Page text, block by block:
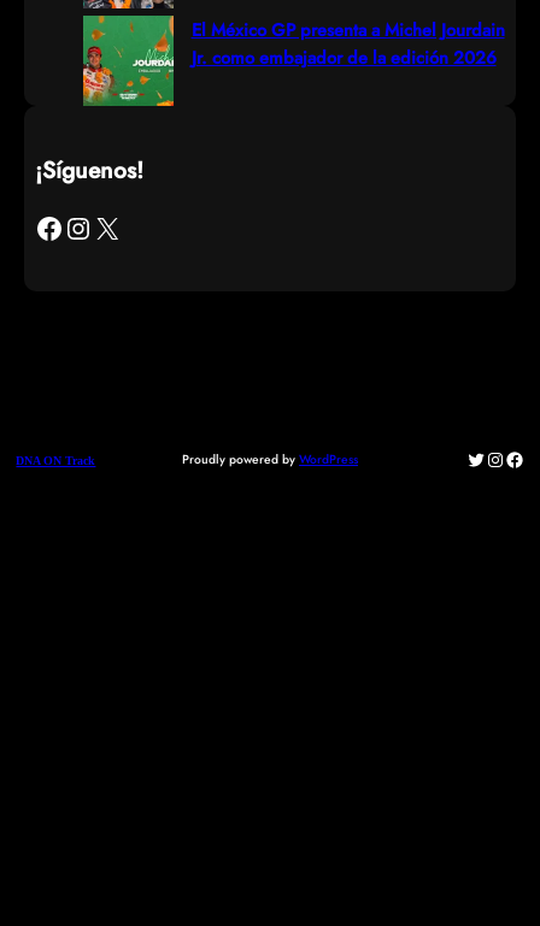
El México GP presenta a Michel Jourdain
Jr. como embajador de la edición 2026
¡Síguenos!
Facebook Instagram X
DNA ON Track Proudly powered by WordPress Twitter